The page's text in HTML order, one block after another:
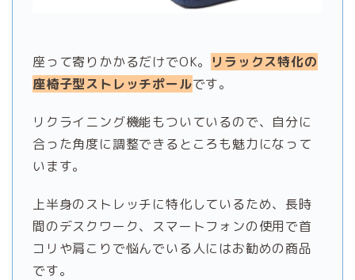
座って寄りかかるだけでOK。
リラックス特化の
座椅子型ストレッチポールです。
リクライニング機能もついているので、自分に
合った角度に調整できるところも魅力になって
います。
上半身のストレッチに特化しているため、長時
間のデスクワーク、スマートフォンの使用で首
コリや肩こりで悩んでいる人にはお勧めの商品
です。